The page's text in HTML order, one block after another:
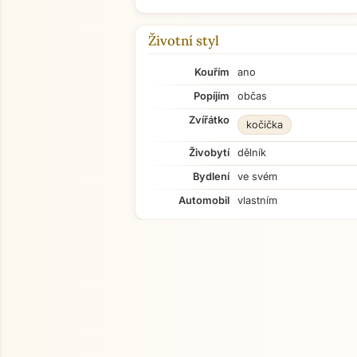
Životní styl
Kouřím
ano
Popíjím
občas
Zvířátko
kočička
Živobytí
dělník
Bydlení
ve svém
Automobil
vlastním